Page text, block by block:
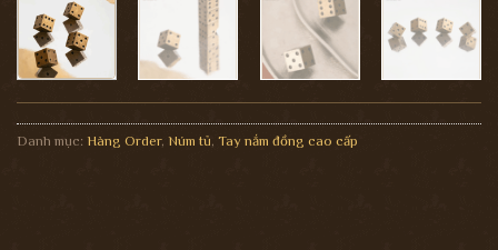
Danh mục: Hàng Order, Núm tủ, Tay nắm đồng cao cấp